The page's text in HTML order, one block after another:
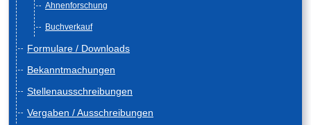
Ahnenforschung
Buchverkauf
Formulare / Downloads
Bekanntmachungen
Stellenausschreibungen
Vergaben / Ausschreibungen